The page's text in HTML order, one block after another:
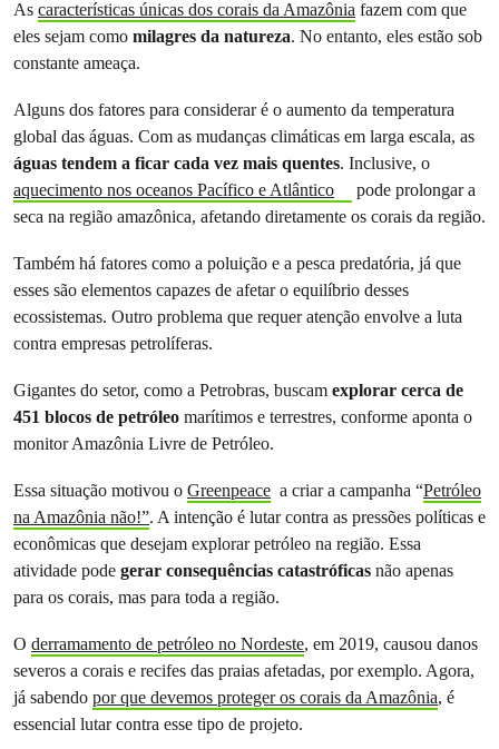
As características únicas dos corais da Amazônia fazem com que
eles sejam como milagres da natureza. No entanto, eles estão sob
constante ameaça.
Alguns dos fatores para considerar é o aumento da temperatura
global das águas. Com as mudanças climáticas em larga escala, as
águas tendem a ficar cada vez mais quentes. Inclusive, o
aquecimento nos oceanos Pacífico e Atlântico
pode prolongar a
seca na região amazônica, afetando diretamente os corais da região.
Também há fatores como a poluição e a pesca predatória, já que
esses são elementos capazes de afetar o equilíbrio desses
ecossistemas. Outro problema que requer atenção envolve a luta
contra empresas petrolíferas.
Gigantes do setor, como a Petrobras, buscam explorar cerca de
451 blocos de petróleo marítimos e terrestres, conforme aponta o
monitor Amazônia Livre de Petróleo.
Essa situação motivou o Greenpeace a criar a campanha “Petróleo
na Amazônia não!”. A intenção é lutar contra as pressões políticas e
econômicas que desejam explorar petróleo na região. Essa
atividade pode gerar consequências catastróficas não apenas
para os corais, mas para toda a região.
O derramamento de petróleo no Nordeste, em 2019, causou danos
severos a corais e recifes das praias afetadas, por exemplo. Agora,
já sabendo por que devemos proteger os corais da Amazônia, é
essencial lutar contra esse tipo de projeto.